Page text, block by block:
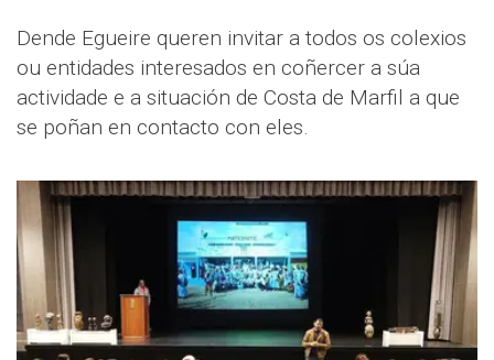
Dende Egueire queren invitar a todos os colexios
ou entidades interesados en coñercer a súa
actividade e a situación de Costa de Marfil a que
se poñan en contacto con eles.